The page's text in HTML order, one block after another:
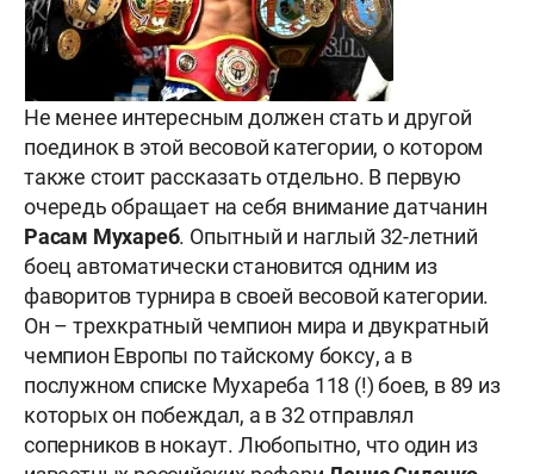
Не менее интересным должен стать и другой
поединок в этой весовой категории, о котором
также стоит рассказать отдельно. В первую
очередь обращает на себя внимание датчанин
Расам Мухареб. Опытный и наглый 32-летний
боец автоматически становится одним из
фаворитов турнира в своей весовой категории.
Он – трехкратный чемпион мира и двукратный
чемпион Европы по тайскому боксу, а в
послужном списке Мухареба 118 (!) боев, в 89 из
которых он побеждал, а в 32 отправлял
соперников в нокаут. Любопытно, что один из